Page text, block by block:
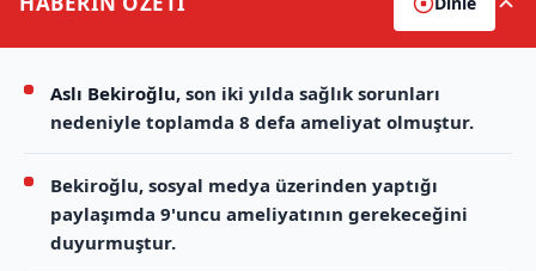
Aslı Bekiroğlu, son iki yılda sağlık sorunları
nedeniyle toplamda 8 defa ameliyat olmuştur.
Bekiroğlu, sosyal medya üzerinden yaptığı
paylaşımda 9'uncu ameliyatının gerekeceğini
duyurmuştur.